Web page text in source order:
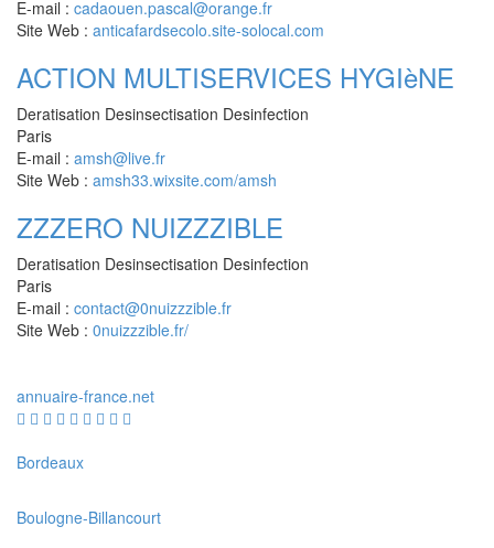
E-mail : cadaouen.pascal@orange.fr
Site Web : anticafardsecolo.site-solocal.com
ACTION MULTISERVICES HYGIèNE
Deratisation Desinsectisation Desinfection
Paris
E-mail : amsh@live.fr
Site Web : amsh33.wixsite.com/amsh
ZZZERO NUIZZZIBLE
Deratisation Desinsectisation Desinfection
Paris
E-mail : contact@0nuizzzible.fr
Site Web : 0nuizzzible.fr/
annuaire-france.net
Bordeaux
Boulogne-Billancourt